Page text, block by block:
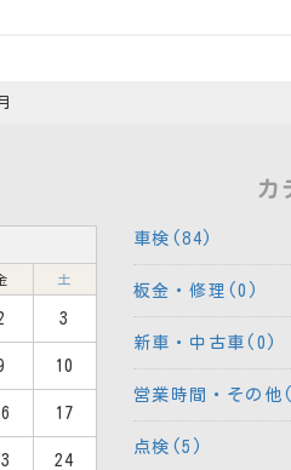
土
3
10
17
24
カ
車検(84)
板金・修理(0)
新車・中古車(0)
営業時間・その他
点検(5)